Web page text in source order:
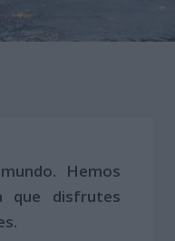
Hemos
que disfrutes